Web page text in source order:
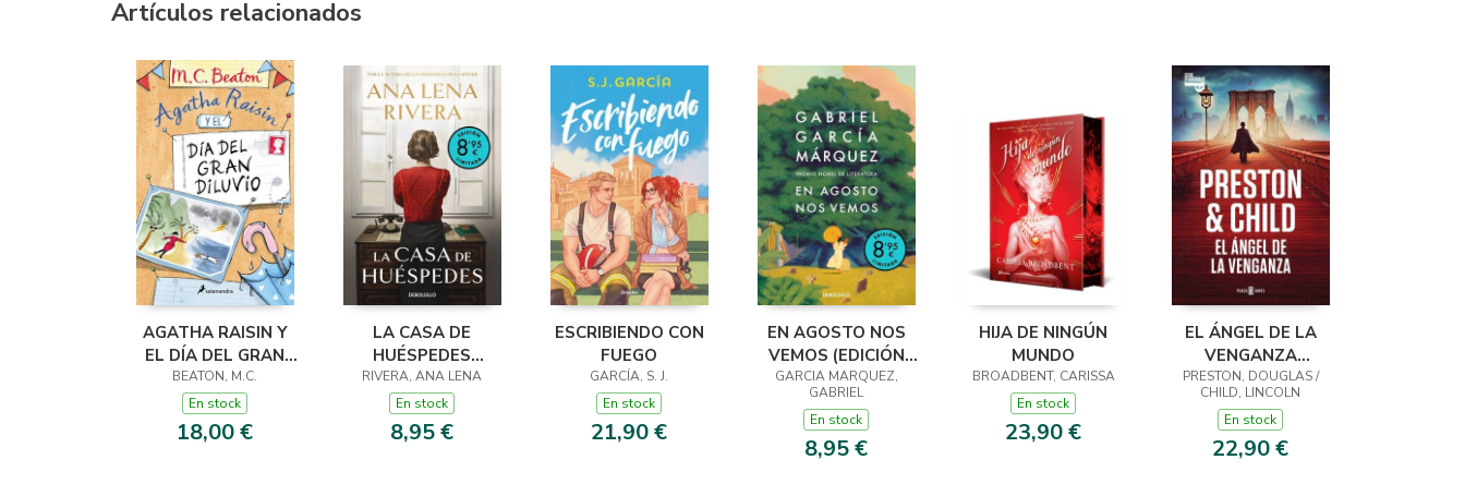
Artículos relacionados
AGATHA RAISIN Y
EL DÍA DEL GRAN
DILUVIO (AGATHA
RAISIN 12)
BEATON, M.C.
En stock
18,00 €
LA CASA DE
HUÉSPEDES
(EDICIÓN LIMITADA ·
VERANO)
RIVERA, ANA LENA
En stock
8,95 €
ESCRIBIENDO CON
FUEGO
GARCÍA, S. J.
En stock
21,90 €
EN AGOSTO NOS
VEMOS (EDICIÓN
LIMITADA)
GARCIA MARQUEZ,
GABRIEL
En stock
8,95 €
HIJA DE NINGÚN
MUNDO
BROADBENT, CARISSA
En stock
23,90 €
EL ÁNGEL DE LA
VENGANZA
(INSPECTOR
PENDERGAST 22)
PRESTON, DOUGLAS /
CHILD, LINCOLN
En stock
22,90 €